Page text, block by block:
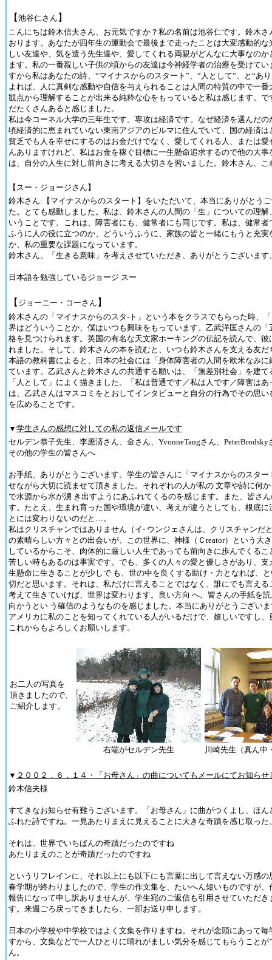
【 池谷仁さん 】
こんにちは鈴木信夫さん、お元気ですか？私の名前は池谷仁です。鈴木
おります。あなたが四年生の運動会で最後まで走ったことは大変感動的
しい友達や、気を遣う先生達や、愛してくれる両親がどんなに大事なの
ます。私の一番親しい子供の頃からの友達は今神経学者の治療を受けて
すから私はあなたの詩、“マイナスからのスタート”、“人として”、と“
よれば、人に真剣な感動や自信を与えられることは人間の特質の中で一
観点から理解することが出来る純粋な心をもっていると私は感じます。
だたくさんあると感じました。
私は今コーネル大学の三年生です。専攻は経済です。なぜ経済を選んだ
頃経済的に恵まれていない東南アジアのビルマに住んでいて、国の経済
貧乏でも人を幸せにするのはお金だけでなく、愛してくれる人、または
んありますけれど、私はお金を稼ぐ目標に一生懸命追求するので他の大
は、自分の人生に対し前向きに考える大切さを習いました。鈴木さん、
【スー・ジョージさん】
鈴木さん:【マイナスからのスタート】をいただいて、本当にありがとう
た。とても感動しました。私は、鈴木さんの人間の「生」についての理
いうことです。これは、障害者にも、健常者にも同じです。私は、健常
ふうに人の役に立つのか、どういうふうに、家族の皆と一緒にもうと充
か、私の重要な課題になっています。
鈴木さん、「生きる意味」を考えさせていただき、ありがとうございます
日本語を勉強しているジョージ スー
【 ジョーニー・コーさん 】
鈴木さんの「マイナスからのスタ-ト」という本をクラスでもらった時、
界はどういうことか、僕はいつも興味をもっています。乙武洋匡さんの
格を見つけられます。英国の有名な天文家ホーキングの伝記を読んで、
れました。そして、鈴木さんの本を読むと、いつも鈴木さんを支える友
本語の教科書によると、日本の社会には「身体障害者の人間を欧米なみ
ています。乙武さんと鈴木さんの共通する願いは、「無差別社会」を建
「人として」によく描きました。「私は普通です／私は人です／障害は
は、乙武さんはマスコミをとおしてインタビューと自分の行為でその思
を広めることです。
▼ 学生さんの感想に対しての私の返信メールです
セルデン恭子先生、李應済さん、金さん、YvonneTangさん、
その他の学生の皆さんへ
お手紙、ありがとうございます。学生の皆さんに「マイナスからのスタ
せながら大切に読ませて頂きました。それぞれの人が私の 文章や詩に何
で水源から水が湧 き出すようにあふれてくるのを感じます。また、皆さ
す。たとえ、生まれ育った国や環境が違い、考えが違うとしても、根底
とには変わりないのだと…。
私はクリスチャンではありません（イ- ウンジェさんは、クリスチャン
の素晴らしい方々との出会いが、この世界に、神様（Ｃreator）という
しているからこそ、肉体的に厳しい人生であっても前向きに歩んでくる
苦しい時もあるのは事実です。でも、多くの人々の愛と優しさがあり、
生懸命に生きることが少しで も、世の中を良くする助け・力となれば、
切だと思います。それは、私だけに言えることではなく、誰にでも言え
考えて生きていけば、世界は変わります。良い方向 へ。皆さんの手紙を
向かうとい う確信のようなものを感じました。本当にありがとうござい
アメリカに私のことを知ってくれている人がいるだけで、嬉しいですし
これからもよろしくお願いします。
お二人の写真を
頂きましたので、
ご紹介します。
右端がセルデン先生 川崎先生（真ん中
▼ ２００２．６．１４・「お母さん」の曲についてもメールにてお知ら
鈴木信夫様
すてきなお知らせ有難うございます。「お母さん」に曲がつくよし、ほ
ふれた詩ですね。一見あたりまえに見えることに大きな奇蹟を感じ取っ
それは、世界でいちばんの奇蹟だったのですね
あたりまえのことが奇蹟だったのですね
というリフレインに、それ以上にも以下にも言葉に出して言えない万感
春学期が終わりましたので、学生の作文集を、たいへん短いものですが
報告になって申し訳ありませんが、学生宛のご返信も引用させていただ
す。来週ごろ戻ってきましたら、一部お送り申します。
日本の小学校や中学校ではよく文集を作りますね。それが念頭にあって
すから、文集などで一人ひとりに晴れがましい気分を感じてもらうこと
ん。